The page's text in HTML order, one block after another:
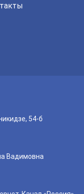
54-б
Вадимовна